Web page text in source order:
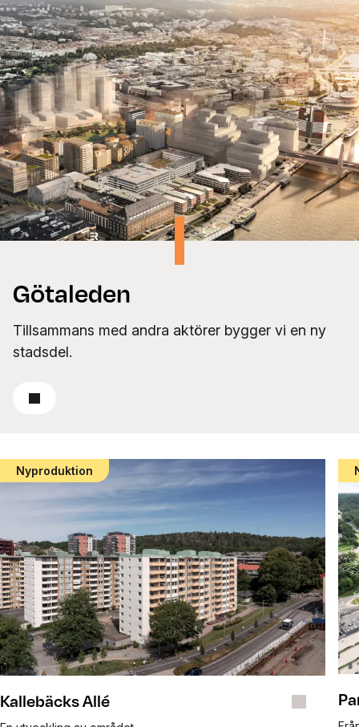
Götaleden
Tillsammans med andra aktörer bygger vi en ny
stadsdel.
Läs mer
Nyproduktion
Kallebäcks Allé